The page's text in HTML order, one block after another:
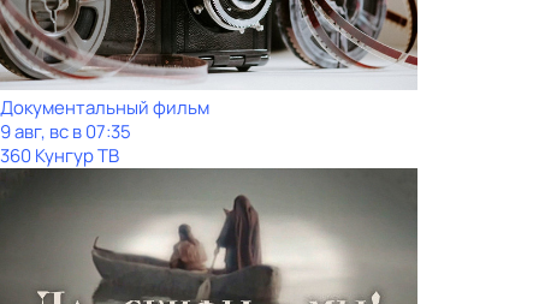
Документальный фильм
9 авг, вс в 07:35
360 Кунгур ТВ